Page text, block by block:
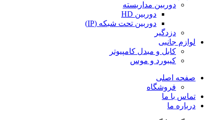
دوربین مداربسته
دوربین HD
دوربین تحت شبکه (IP)
دزدگیر
لوازم جانبی
کابل و مبدل کامپیوتر
کیبورد و موس
صفحه اصلی
فروشگاه
تماس با ما
درباره ما